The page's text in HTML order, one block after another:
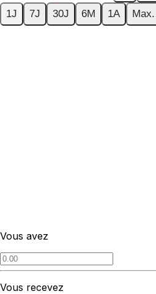
1J
7J 30J 6M 1A Max.
Vous avez
Vous recevez